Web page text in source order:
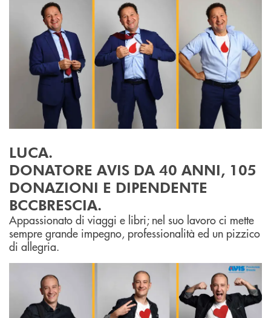
LUCA.
DONATORE AVIS DA 40 ANNI, 105
DONAZIONI E DIPENDENTE
BCCBRESCIA.
Appassionato di viaggi e libri; nel suo lavoro ci mette
sempre grande impegno, professionalità ed un pizzico
di allegria.